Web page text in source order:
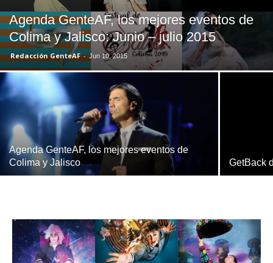
Agenda GenteAF, los mejores eventos de
Colima y Jalisco: Junio – julio 2015
Redacción GenteAF - Jun 10, 2015
Agenda GenteAF, los mejores eventos de
Colima y Jalisco
GetBack